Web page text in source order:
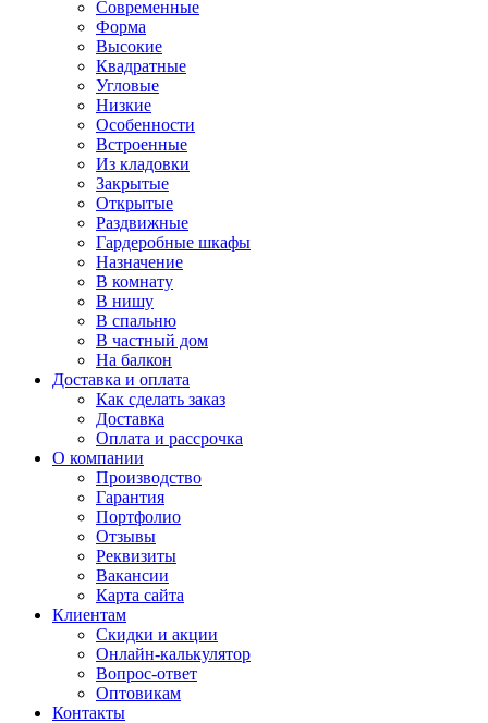
Современные
Форма
Высокие
Квадратные
Угловые
Низкие
Особенности
Встроенные
Из кладовки
Закрытые
Открытые
Раздвижные
Гардеробные шкафы
Назначение
В комнату
В нишу
В спальню
В частный дом
На балкон
Доставка и оплата
Как сделать заказ
Доставка
Оплата и рассрочка
О компании
Производство
Гарантия
Портфолио
Отзывы
Реквизиты
Вакансии
Карта сайта
Клиентам
Скидки и акции
Онлайн-калькулятор
Вопрос-ответ
Оптовикам
Контакты